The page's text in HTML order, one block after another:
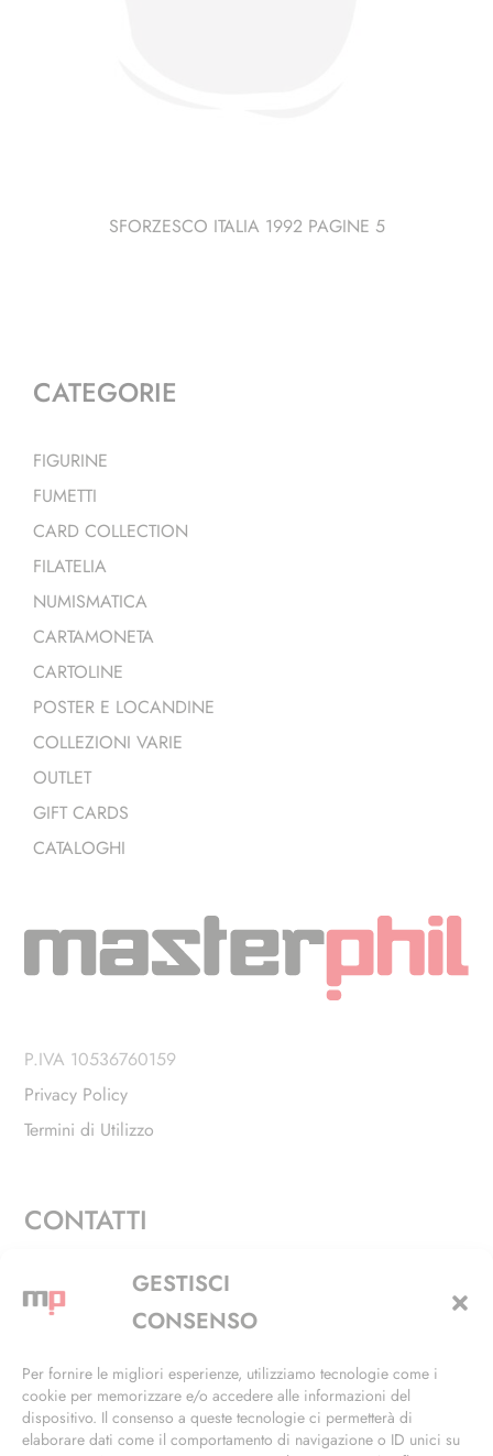
GESTISCI
CONSENSO
Per fornire le migliori esperienze, utilizziamo tecnologie come i
cookie per memorizzare e/o accedere alle informazioni del
dispositivo. Il consenso a queste tecnologie ci permetterà di
elaborare dati come il comportamento di navigazione o ID unici su
SFORZESCO ITALIA 1992 PAGINE 5
CATEGORIE
FIGURINE
FUMETTI
CARD COLLECTION
FILATELIA
NUMISMATICA
CARTAMONETA
CARTOLINE
POSTER E LOCANDINE
COLLEZIONI VARIE
OUTLET
GIFT CARDS
CATALOGHI
P.IVA 10536760159
Privacy Policy
Termini di Utilizzo
CONTATTI
Via Alfieri, 27 - Trezzano Sul Naviglio (MI)
+39 02 4846 3155
info@masterphil.it